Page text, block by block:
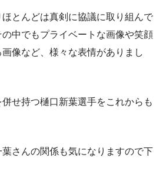
とんどは真剣に協議に取り組んで
中でもプライベートな画像や笑顔
像など、様々な表情がありまし
せ持つ樋口新葉選手をこれからも
さんの関係も気になりますので下